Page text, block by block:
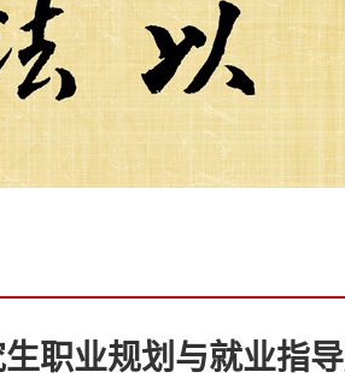
职业规划与就业指